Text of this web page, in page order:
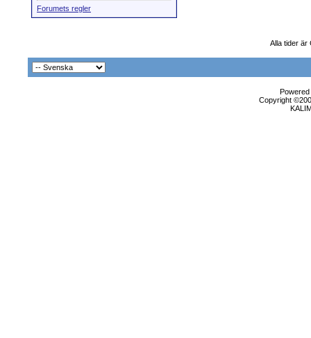
Forumets regler
Alla tider är
Copyright